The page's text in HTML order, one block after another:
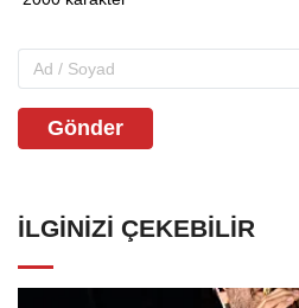
Gönder
İLGINIZI ÇEKEBILIR